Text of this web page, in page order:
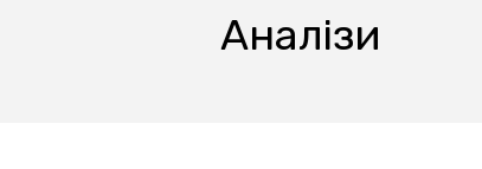
Аналізи